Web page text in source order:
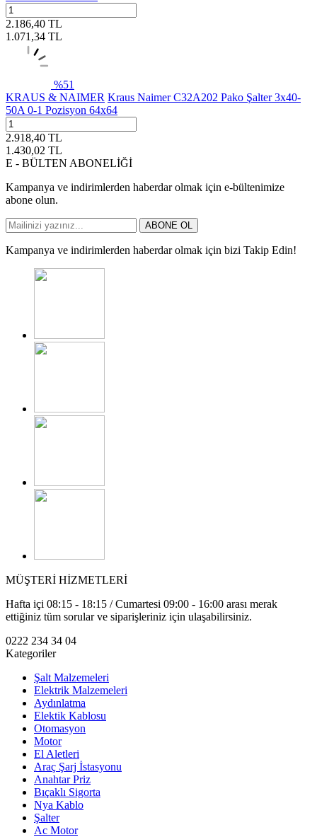
2.186,40 TL
1.071,34 TL
%51
KRAUS & NAIMER Kraus Naimer C32A202 Pako Şalter 3x40-
50A 0-1 Pozisyon 64x64
2.918,40 TL
1.430,02 TL
E - BÜLTEN ABONELİĞİ
Kampanya ve indirimlerden haberdar olmak için e-bültenimize
abone olun.
ABONE OL
Kampanya ve indirimlerden haberdar olmak için bizi Takip Edin!
MÜŞTERİ HİZMETLERİ
Hafta içi 08:15 - 18:15 / Cumartesi 09:00 - 16:00 arası merak
ettiğiniz tüm sorular ve siparişleriniz için ulaşabilirsiniz.
0222 234 34 04
Kategoriler
Şalt Malzemeleri
Elektrik Malzemeleri
Aydınlatma
Elektik Kablosu
Otomasyon
Motor
El Aletleri
Araç Şarj İstasyonu
Anahtar Priz
Bıçaklı Sigorta
Nya Kablo
Şalter
Ac Motor